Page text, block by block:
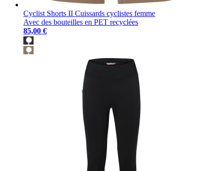
Cyclist Shorts II Cuissards cyclistes femme
Avec des bouteilles en PET recyclées
85,00 €